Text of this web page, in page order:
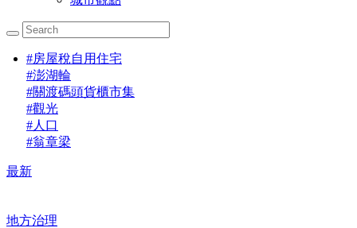
#房屋稅自用住宅
#澎湖輪
#關渡碼頭貨櫃市集
#觀光
#人口
#翁章梁
最新
地方治理